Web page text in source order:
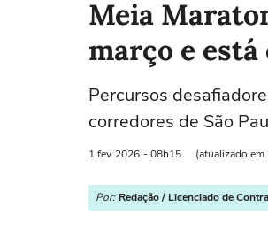
Meia
março e
Percursos
corredores de São
1 fev 2026 - 08h15 (atualizado
Por: Redação / Licenciado de